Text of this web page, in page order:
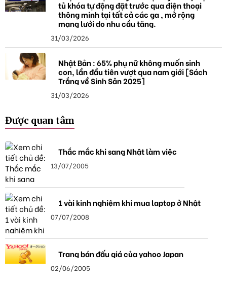
tủ khóa tự động đặt trước qua điện thoại
thông minh tại tất cả các ga , mở rộng
mạng lưới do nhu cầu tăng.
31/03/2026
Nhật Bản : 65% phụ nữ không muốn sinh
con, lần đầu tiên vượt qua nam giới [Sách
Trắng về Sinh Sản 2025]
31/03/2026
Được quan tâm
Thắc mắc khi sang Nhật làm việc
13/07/2005
1 vài kinh nghiệm khi mua laptop ở Nhật
07/07/2008
Trang bán đấu giá của yahoo Japan
02/06/2005